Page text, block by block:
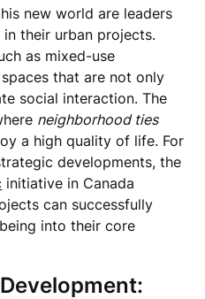
new world are leaders
their urban projects.
as mixed-use
that are not only
social interaction. The
neighborhood ties
a high quality of life. For
developments, the
initiative in Canada
can successfully
into their core